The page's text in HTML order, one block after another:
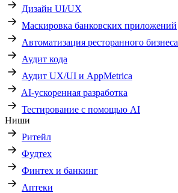
Дизайн UI/UX
Маскировка банковских приложений
Автоматизация ресторанного бизнеса
Аудит кода
Аудит UX/UI и AppMetrica
AI-ускоренная разработка
Тестирование с помощью AI
Ниши
Ритейл
Фудтех
Финтех и банкинг
Аптеки